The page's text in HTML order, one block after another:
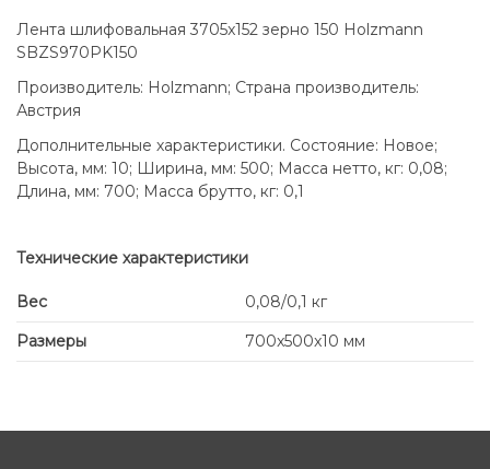
Лента шлифовальная 3705x152 зерно 150 Holzmann
SBZS970PK150
Производитель: Holzmann; Страна производитель:
Австрия
Дополнительные характеристики. Состояние: Новое;
Высота, мм: 10; Ширина, мм: 500; Масса нетто, кг: 0,08;
Длина, мм: 700; Масса брутто, кг: 0,1
Технические характеристики
Вес
0,08/0,1 кг
Размеры
700x500x10 мм